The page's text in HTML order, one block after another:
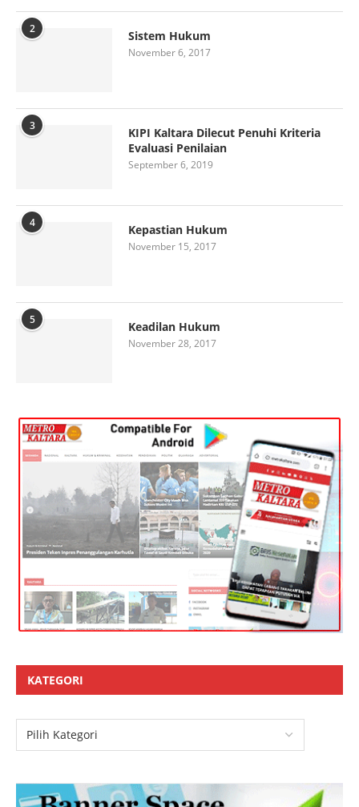
2 Sistem Hukum
November 6, 2017
3
KIPI Kaltara Dilecut Penuhi Kriteria
Evaluasi Penilaian
September 6, 2019
4 Kepastian Hukum
November 15, 2017
5 Keadilan Hukum
November 28, 2017
KATEGORI